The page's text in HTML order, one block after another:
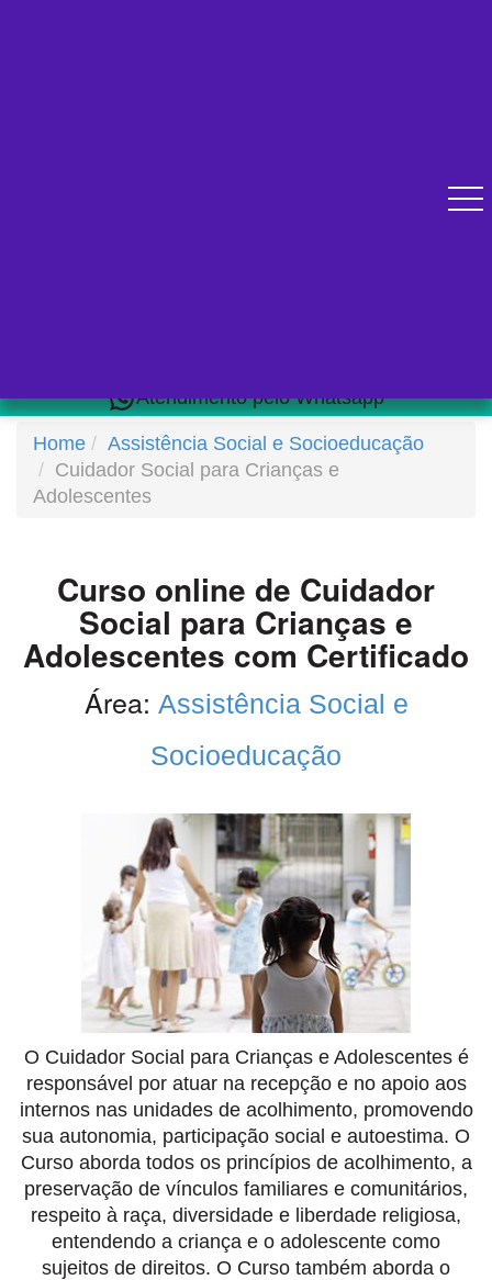
Atendimento pelo Whatsapp
Home
Assistência Social e Socioeducação
Cuidador Social para Crianças e
Adolescentes
Curso online de Cuidador
Social para Crianças e
Adolescentes com Certificado
Área: Assistência Social e
Socioeducação
O Cuidador Social para Crianças e Adolescentes é
responsável por atuar na recepção e no apoio aos
internos nas unidades de acolhimento, promovendo
sua autonomia, participação social e autoestima. O
Curso aborda todos os princípios de acolhimento, a
preservação de vínculos familiares e comunitários,
respeito à raça, diversidade e liberdade religiosa,
entendendo a criança e o adolescente como
sujeitos de direitos. O Curso também aborda o